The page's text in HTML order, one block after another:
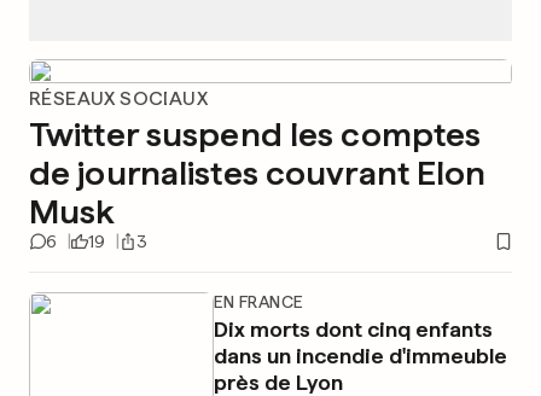
RÉSEAUX SOCIAUX
Twitter suspend les comptes
de journalistes couvrant Elon
Musk
6 19 3
EN FRANCE
Dix morts dont cinq enfants
dans un incendie d'immeuble
près de Lyon